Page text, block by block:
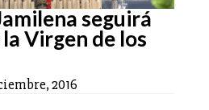
seguirá
Virgen de los
2016